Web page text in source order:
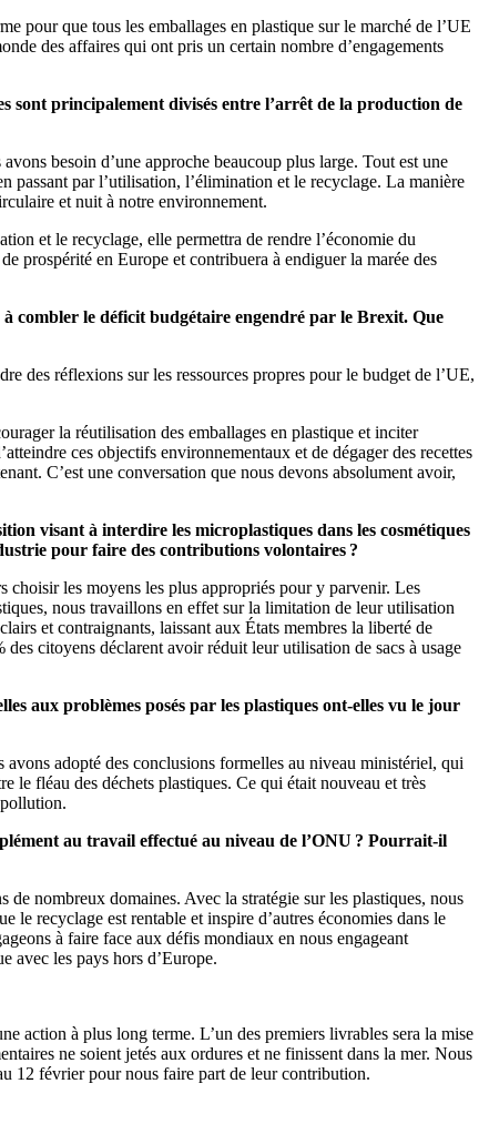
pour que tous les emballages en plastique sur le marché de l’UE
des affaires qui ont pris un certain nombre d’engagements
sont principalement divisés entre l’arrêt de la production de
besoin d’une approche beaucoup plus large. Tout est une
passant par l’utilisation, l’élimination et le recyclage. La manière
et nuit à notre environnement.
et le recyclage, elle permettra de rendre l’économie du
prospérité en Europe et contribuera à endiguer la marée des
combler le déficit budgétaire engendré par le Brexit. Que
des réflexions sur les ressources propres pour le budget de l’UE,
la réutilisation des emballages en plastique et inciter
ces objectifs environnementaux et de dégager des recettes
C’est une conversation que nous devons absolument avoir,
visant à interdire les microplastiques dans les cosmétiques
pour faire des contributions volontaires ?
choisir les moyens les plus appropriés pour y parvenir. Les
nous travaillons en effet sur la limitation de leur utilisation
et contraignants, laissant aux États membres la liberté de
citoyens déclarent avoir réduit leur utilisation de sacs à usage
aux problèmes posés par les plastiques ont-elles vu le jour
avons adopté des conclusions formelles au niveau ministériel, qui
fléau des déchets plastiques. Ce qui était nouveau et très
au travail effectué au niveau de l’ONU ? Pourrait-il
nombreux domaines. Avec la stratégie sur les plastiques, nous
le recyclage est rentable et inspire d’autres économies dans le
à faire face aux défis mondiaux en nous engageant
avec les pays hors d’Europe.
action à plus long terme. L’un des premiers livrables sera la mise
ne soient jetés aux ordures et ne finissent dans la mer. Nous
12 février pour nous faire part de leur contribution.